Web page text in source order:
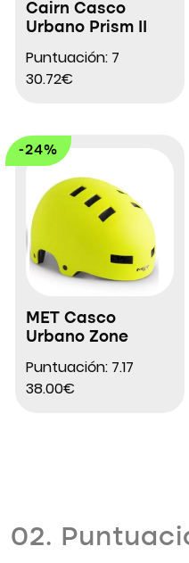
Cairn Casco
Urbano Prism II
Puntuación: 7
30.72€
-24%
MET Casco
Urbano Zone
Puntuación: 7.17
38.00€
02.